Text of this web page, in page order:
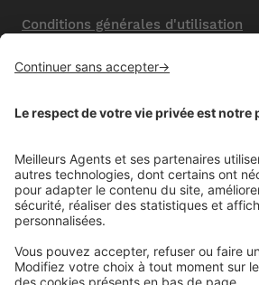
Conditions générales d'utilisation
Nos honoraires de vente
Politique de confidentialité
Mentions comparateur
Aide
Contactez-nous